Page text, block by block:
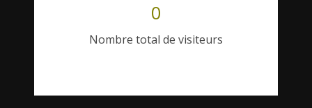
0
Nombre total de visiteurs